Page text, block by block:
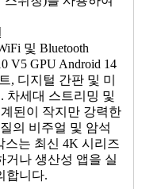
및 Bluetooth
V5 GPU Android 14
, 디지털 간판 및 미
차세대 스트리밍 및
된이 작지만 강력한
의 비주얼 및 암석
스는 최신 4K 시리즈
거나 생산성 앱을 실
합니다.